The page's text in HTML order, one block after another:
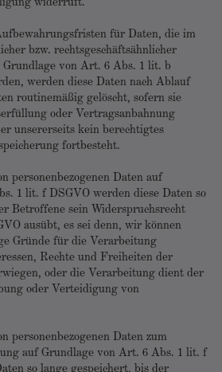
widerruft.
für Daten, die im
bzw. rechtsgeschäftsähnlicher
von Art. 6 Abs. 1 lit. b
werden diese Daten nach Ablauf
routinemäßig gelöscht, sofern sie
oder Vertragsanbahnung
unsererseits kein berechtigtes
fortbesteht.
personenbezogenen Daten auf
1 lit. f DSGVO werden diese Daten so
Betroffene sein Widerspruchsrecht
ausübt, es sei denn, wir können
Gründe für die Verarbeitung
Rechte und Freiheiten der
oder die Verarbeitung dient der
oder Verteidigung von
personenbezogenen Daten zum
auf Grundlage von Art. 6 Abs. 1 lit. f
so lange gespeichert, bis der